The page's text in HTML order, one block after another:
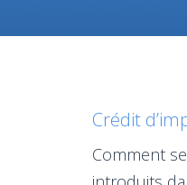
Crédit
Comment